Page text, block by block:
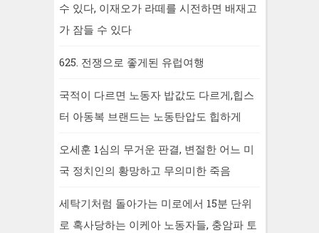
수 있다, 이재오가 라떼를 시전하면 배재고
가 잠들 수 있다
625. 전쟁으로 좋게된 유럽여행
국적이 다르면 노동자 밥값도 다르게,힙스
터 아동복 브랜드는 노동탄압도 힙하게
오세훈 1심의 무거운 판결, 변절한 어느 미
국 정치인의 황망하고 무의미한 죽음
세탁기처럼 돌아가는 미로에서 15분 단위
로 혹사당하는 이케아 노동자들, 충암파 토